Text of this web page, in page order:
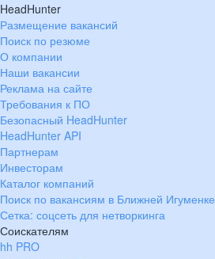
HeadHunter
Размещение вакансий
Поиск по резюме
О компании
Наши вакансии
Реклама на сайте
Требования к ПО
Безопасный HeadHunter
HeadHunter API
Партнерам
Инвесторам
Каталог компаний
Поиск по вакансиям в Ближней Игуменке
Сетка: соцсеть для нетворкинга
Соискателям
hh PRO